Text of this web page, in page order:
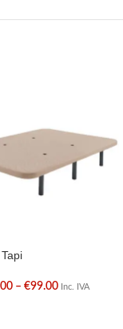
– €99.00 Inc. IVA